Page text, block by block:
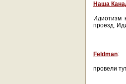
Наша
Идиотизм
проезд.
Feldman:
провели